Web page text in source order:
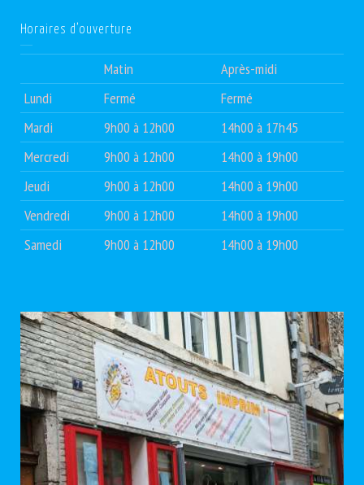
Horaires d’ouverture
Matin
Après-midi
Lundi
Fermé
Fermé
Mardi
9h00 à 12h00
14h00 à 17h45
Mercredi
9h00 à 12h00
14h00 à 19h00
Jeudi
9h00 à 12h00
14h00 à 19h00
Vendredi
9h00 à 12h00
14h00 à 19h00
Samedi
9h00 à 12h00 14h00 à 19h00